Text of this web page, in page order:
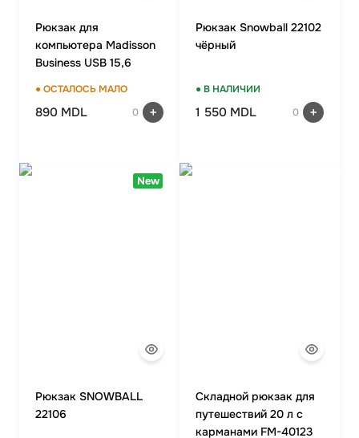
Рюкзак для
компьютера Madisson
Business USB 15,6
● ОСТАЛОСЬ МАЛО
890 MDL 0
Рюкзак Snowball 22102
чёрный
● В НАЛИЧИИ
1 550 MDL 0
New
Рюкзак SNOWBALL
22106
Складной рюкзак для
путешествий 20 л с
карманами FM-40123